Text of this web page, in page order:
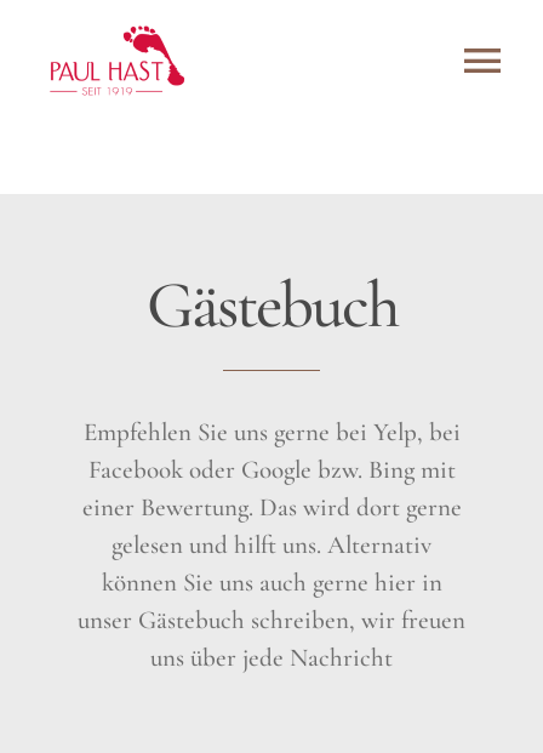
content
Gästebuch
Empfehlen Sie uns gerne bei Yelp, bei
Facebook oder Google bzw. Bing mit
einer Bewertung. Das wird dort gerne
gelesen und hilft uns. Alternativ
können Sie uns auch gerne hier in
unser Gästebuch schreiben, wir freuen
uns über jede Nachricht